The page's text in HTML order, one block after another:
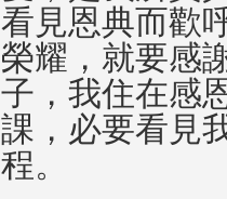
看見恩典而歡
榮耀，就要感
子，我住在感
課，必要看見
程。